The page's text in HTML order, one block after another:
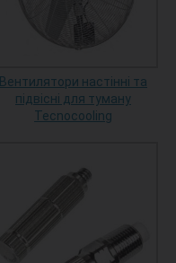
Вентилятори настінні та
підвісні для туману
Tecnocooling